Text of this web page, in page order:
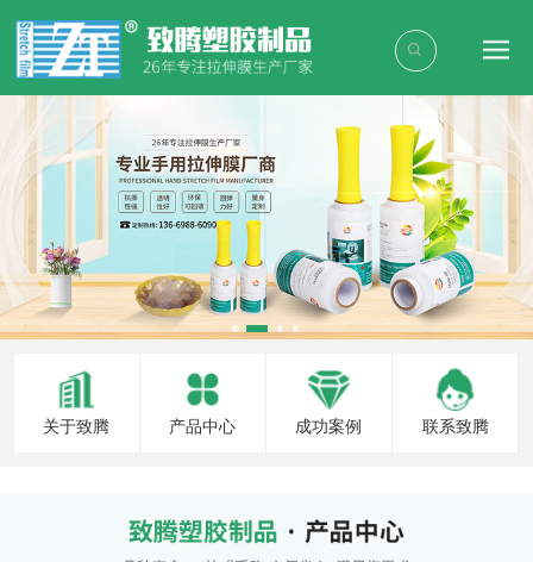
关于致腾 产品中心 成功案例 联系致腾